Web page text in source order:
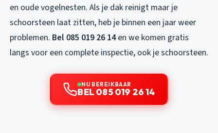
en oude vogelnesten. Als je dak reinigt maar je
schoorsteen laat zitten, heb je binnen een jaar weer
problemen. Bel 085 019 26 14en we komen gratis
langs voor een complete inspectie, ook je schoorsteen.
NU BEREIKBAAR
BEL 085 019 26 14